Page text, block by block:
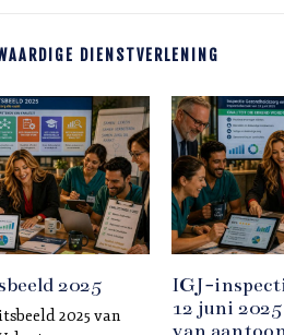
DIENSTVERLENING
2025
2025 van
IGJ-
12 juni